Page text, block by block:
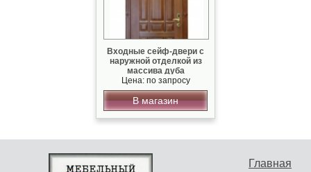
Входные сейф-двери с
наружной отделкой из
массива дуба
Цена: по запросу
В магазин
Главная